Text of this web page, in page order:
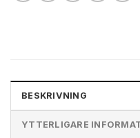
BESKRIVNING
YTTERLIGARE